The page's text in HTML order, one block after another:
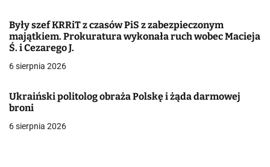
w
p
s
u
Były szef KRRiT z czasów PiS z zabezpieczonym
majątkiem. Prokuratura wykonała ruch wobec Macieja
Ś. i Cezarego J.
6 sierpnia 2026
Ukraiński politolog obraża Polskę i żąda darmowej
broni
6 sierpnia 2026